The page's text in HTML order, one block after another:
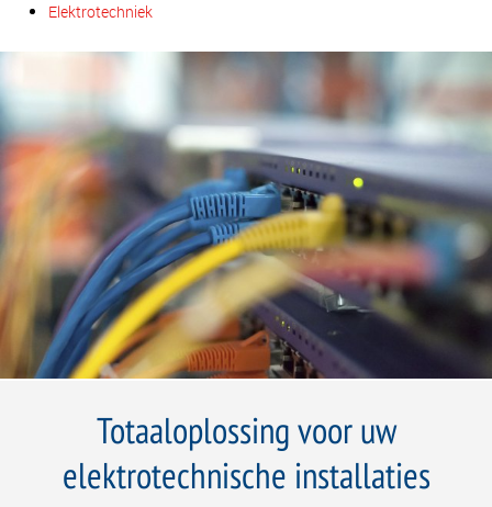
Elektrotechniek
Totaaloplossing voor uw
elektrotechnische installaties